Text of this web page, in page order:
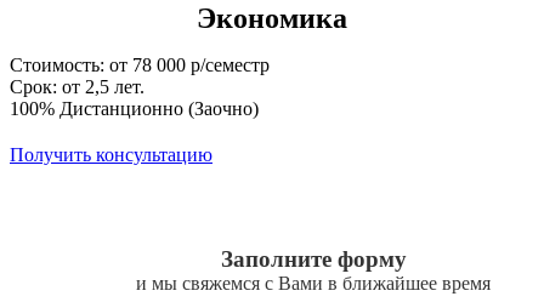
Экономика
Стоимость: от 78 000 р/семестр
Срок: от 2,5 лет.
100% Дистанционно (Заочно)
Получить консультацию
Заполните форму
и мы свяжемся с Вами в ближайшее время